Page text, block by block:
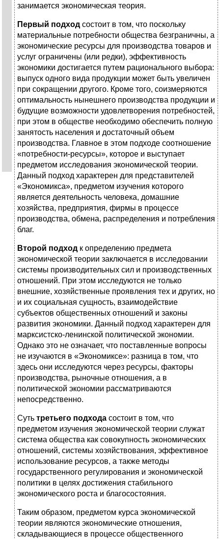
занимается экономическая теория.
Первый подход состоит в том, что поскольку
материальные потребности общества безграничны, а
экономические ресурсы для производства товаров и
услуг ограничены (или редки), эффективность
экономики достигается путем рационального выбора:
выпуск одного вида продукции может быть увеличен
при сокращении другого. Кроме того, соизмеряются
оптимальность нынешнего производства продукции и
будущие возможности удовлетворения потребностей,
при этом в обществе необходимо обеспечить полную
занятость населения и достаточный объем
производства. Главное в этом подходе соотношение
«потребности-ресурсы», которое и выступает
предметом исследования экономической теории.
Данный подход характерен для представителей
«Экономикса», предметом изучения которого
является деятельность человека, домашние
хозяйства, предприятия, фирмы в процессе
производства, обмена, распределения и потребления
благ.
Второй подход к определению предмета
экономической теории заключается в исследовании
системы производительных сил и производственных
отношений. При этом исследуются не только
внешние, хозяйственные проявления тех и других, но
и их социальная сущность, взаимодействие
субъектов общественных отношений и законы
развития экономики. Данный подход характерен для
марксистско-ленинской политической экономии.
Однако это не означает, что поставленные вопросы
не изучаются в «Экономиксе»: разница в том, что
здесь они исследуются через ресурсы, факторы
производства, рыночные отношения, а в
политической экономии рассматриваются
непосредственно.
Суть третьего подхода состоит в том, что
предметом изучения экономической теории служат
система общества как совокупность экономических
отношений, системы хозяйствования, эффективное
использование ресурсов, а также методы
государственного регулирования и экономической
политики в целях достижения стабильного
экономического роста и благосостояния.
Таким образом, предметом курса экономической
теории являются экономические отношения,
складывающиеся в процессе общественного